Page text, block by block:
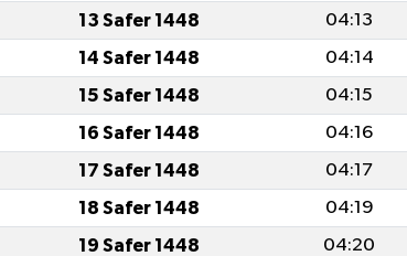
13 Safer 1448 04:13
14 Safer 1448 04:14
15 Safer 1448 04:15
16 Safer 1448 04:16
17 Safer 1448 04:17
18 Safer 1448 04:19
19 Safer 1448 04:20